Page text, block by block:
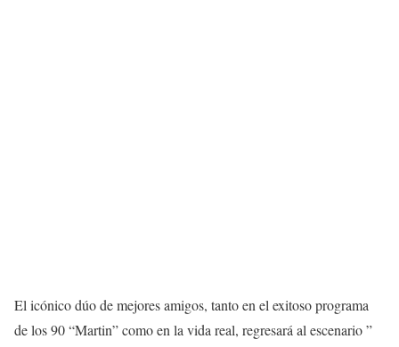
El icónico dúo de mejores amigos, tanto en el exitoso programa
de los 90 “Martin” como en la vida real, regresará al escenario ”